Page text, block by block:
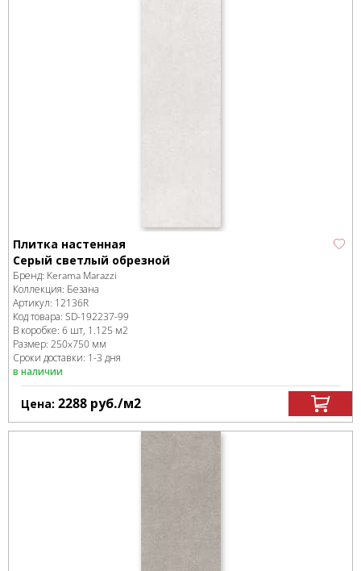
Плитка настенная
Серый светлый обрезной
Бренд: Kerama Marazzi
Коллекция: Безана
Артикул: 12136R
Код товара: SD-192237-99
В коробке: 6 шт, 1.125 м2
Размер: 250x750 мм
Сроки доставки: 1-3 дня
в наличии
Цена: 2288 руб./м2